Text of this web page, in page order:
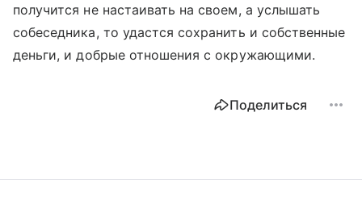
получится не настаивать на своем, а услышать
собеседника, то удастся сохранить и собственные
деньги, и добрые отношения с окружающими.
Поделиться